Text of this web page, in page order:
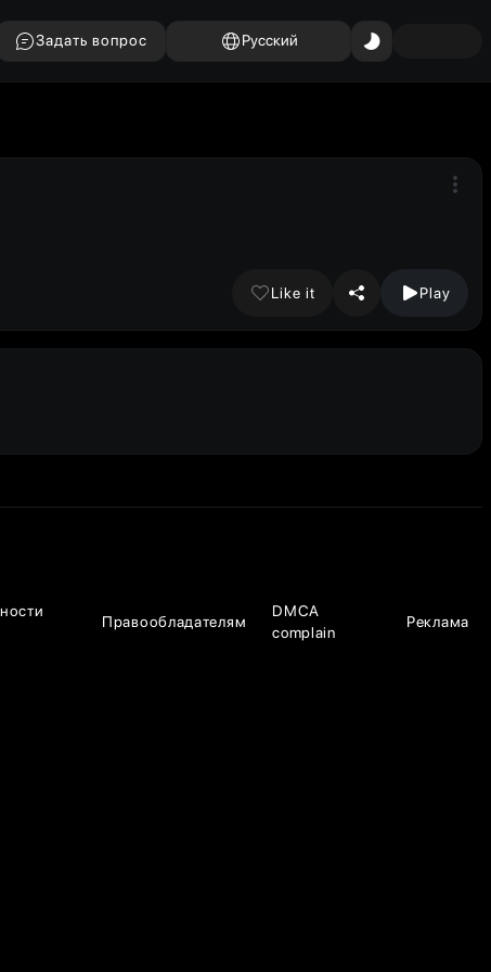
Задать вопрос Русский
Like it Play
Правообладателям
DMCA
complain
Реклама